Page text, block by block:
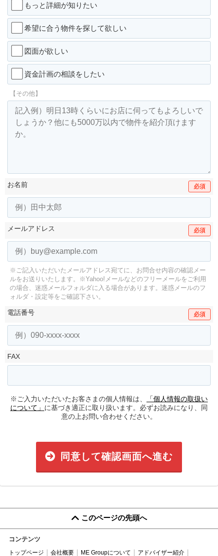
もっと詳細が知りたい
希望に合う物件を探して欲しい
図面が欲しい
資金計画の相談をしたい
【その他】
お名前 必須
メールアドレス 必須
※ご記入いただいたメールアドレス宛てに、お問合せ内容の確認メー
ルをお送りいたします。
※Yahoo!メールなどのフリーメールをご利用
の場合、迷惑メールフォルダに入る場合があります。 迷惑メールのフ
ォルダ・設定等をご確認下さい。
電話番号 必須
FAX
※ご入力いただいたお客さまの個人情報は、
「個人情報の取扱い
について」 に基づき適正に取り扱います。必ずお読みになり、同
意の上お問い合わせください。
同意して確認画面へ進む
このページの先頭へ
コンテンツ
トップページ 会社概要 ME Groupについて
アドバイザー紹介